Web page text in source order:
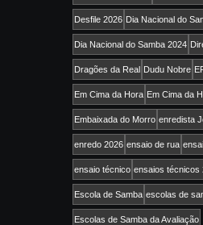
Desfile 2026 Dia Nacional do
Dia Nacional do Samba 2024
Dragões da Real Dudu Nobre
Em Cima da Hora Em Cima da
Embaixada do Morro enredista
enredo 2026 ensaio de rua
ensaio técnico ensaios técnicos
Escola de Samba escolas de
Escolas de Samba da Avaliação